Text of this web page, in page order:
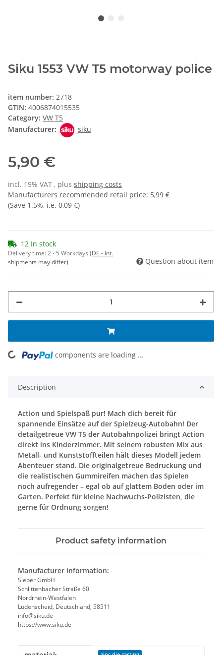
Siku 1553 VW T5 motorway police
item number: 2718
GTIN: 4006874015535
Category: VW T5
Manufacturer:
siku
5,90 €
incl. 19% VAT , plus shipping costs
Manufacturers recommended retail price: 5,99 €
(Save 1.5%, i.e. 0,09 €)
12 In stock
Delivery time:2 - 5 Workdays (DE - int.
shipments may differ)
Question about item
Loading... components are loading ...
Description
Action und Spielspaß pur! Mach dich bereit für
spannende Einsätze auf der Spielzeug-Autobahn! Der
detailgetreue VW T5 der Autobahnpolizei bringt Action
direkt ins Kinderzimmer. Mit seinem robusten Mix aus
Metall- und Kunststoffteilen hält dieses Modell jedem
Abenteuer stand. Die originalgetreue Bedruckung und
die realistischen Gummireifen machen das Spielen
noch aufregender – egal ob auf glattem Boden oder im
Garten. Perfekt für kleine Nachwuchs-Polizisten, die
gerne für Ordnung sorgen!
Product safety information
Manufacturer information:
Sieper GmbH
Schlittenbacher Straße 60
Nordrhein-Westfalen
Lüdenscheid, Deutschland, 58511
info@siku.de
https://www.siku.de